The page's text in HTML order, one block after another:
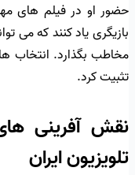
حضور او در فیلم های
بازیگری یاد کنند که می
مخاطب بگذارد. انتخاب
تثبیت کرد.
نقش آفرینی
تلویزیون ایران